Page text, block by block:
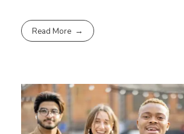
Read More